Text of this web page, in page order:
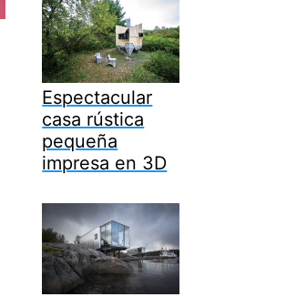
Espectacular
casa rústica
pequeña
impresa en 3D